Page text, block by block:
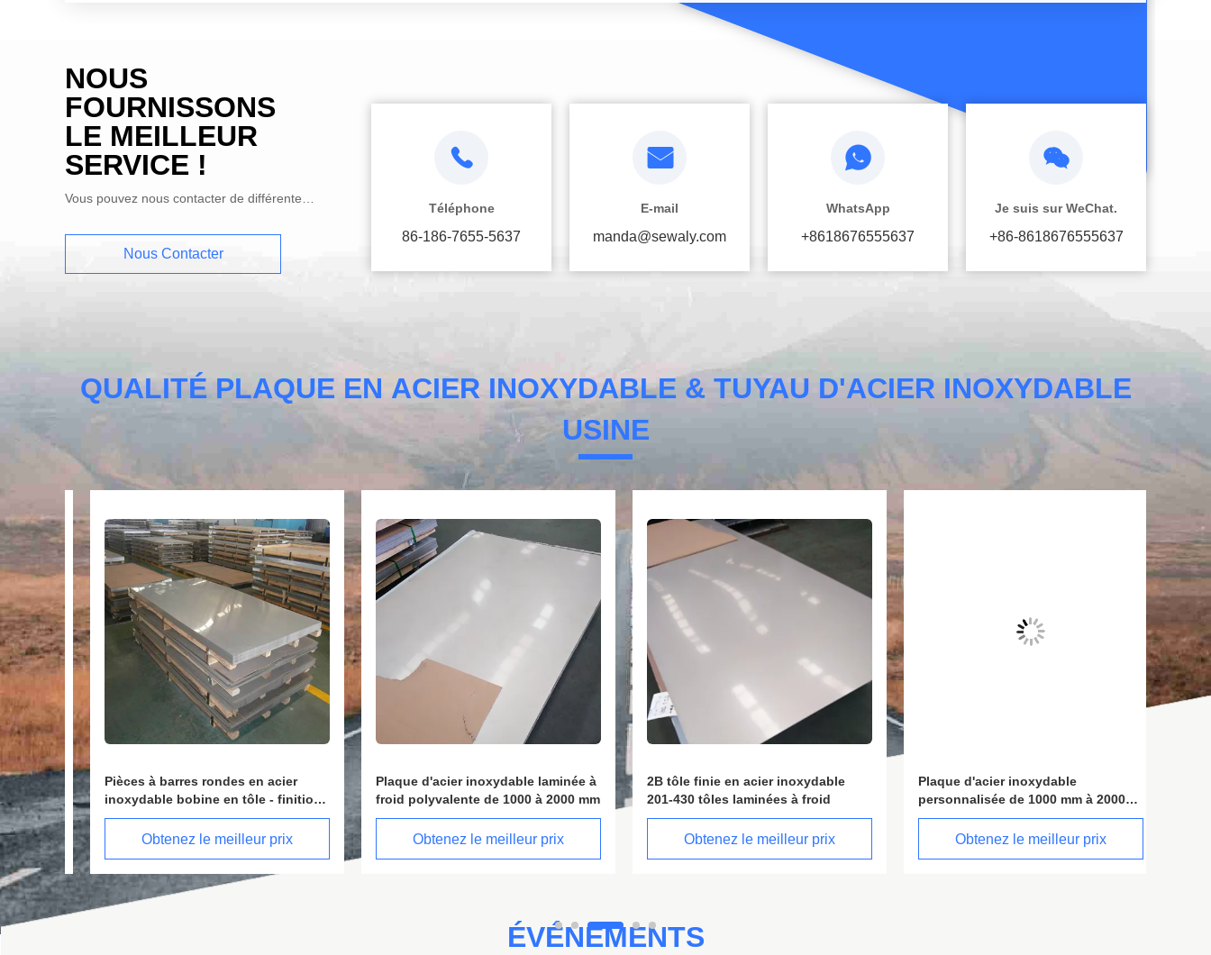
NOUS
FOURNISSONS
LE MEILLEUR
SERVICE !
Nous Contacter
Téléphone
86-186-7655-5637
E-mail
manda@sewaly.com
WhatsApp
+8618676555637
Je suis sur WeChat.
+86-8618676555637
QUALITÉ PLAQUE EN ACIER INOXYDABLE & TUYAU D'ACIER INOXYDABLE
USINE
Pièces à barres rondes en acier
inoxydable bobine en tôle - finition
de surface 2B
Obtenez le meilleur prix
Plaque d'acier inoxydable laminée à
froid polyvalente de 1000 à 2000 mm
Obtenez le meilleur prix
2B tôle finie en acier inoxydable
201-430 tôles laminées à froid
Obtenez le meilleur prix
Plaque d'acier inoxydable
personnalisée de 1000 mm à 2000
mm de largeur
Obtenez le meilleur prix
ÉVÉNEMENTS